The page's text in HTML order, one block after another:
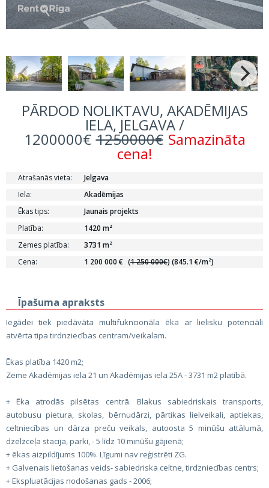
PĀRDOD NOLIKTAVU, AKADĒMIJAS
IELA, JELGAVA /
1200000€ 1250000€ Samazināta
cena!
Atrašanās vieta:
Jelgava
Iela:
Akadēmijas
Ēkas tips:
Jaunais projekts
Platība:
1420 m²
Zemes platība:
3731 m²
Cena:
1 200 000 € (1 250 000€) (845.1 €/m²)
Īpašuma apraksts
Iegādei tiek piedāvāta multifukncionāla ēka ar lielisku potenciāli
atvērta tipa tirdnziecības centram/veikalam.
Ēkas platība 1420 m2;
Zeme Akadēmijas iela 21 un Akadēmijas iela 25A - 3731 m2 platībā.
+ Ēka atrodās pilsētas centrā. Blakus sabiedriskais transports,
autobusu pietura, skolas, bērnudārzi, pārtikas lielveikali, aptiekas,
celtniecības un dārza preču veikals, autoosta 5 minūšu attālumā,
dzelzceļa stacija, parki, - 5 līdz 10 minūšu gājienā;
+ ēkas aizpildījums 100%. Līgumi nav reģistrēti ZG.
+ Galvenais lietošanas veids- sabiedriska celtne, tirdzniecības centrs;
+ Ekspluatācijas nodošanas gads - 2006;